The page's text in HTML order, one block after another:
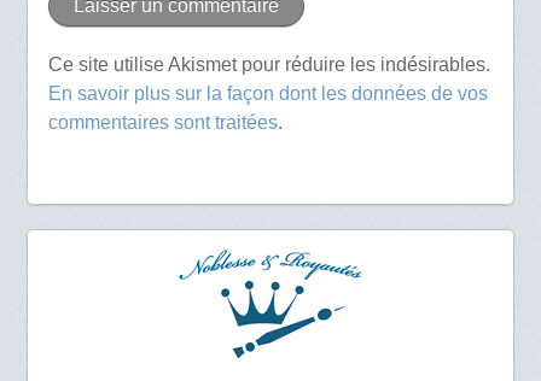
Ce site utilise Akismet pour réduire les indésirables.
En savoir plus sur la façon dont les données de vos
commentaires sont traitées.